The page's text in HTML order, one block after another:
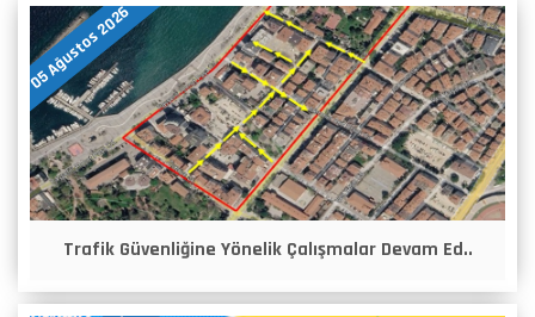
05 Ağustos 2026
Trafik Güvenliğine Yönelik Çalışmalar Devam Ed..